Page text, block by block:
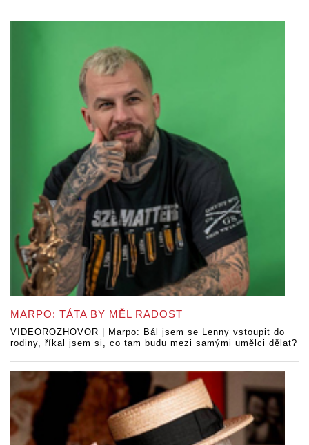
MARPO: TÁTA BY MĚL RADOST
VIDEOROZHOVOR | Marpo: Bál jsem se Lenny vstoupit do
rodiny, říkal jsem si, co tam budu mezi samými umělci dělat?